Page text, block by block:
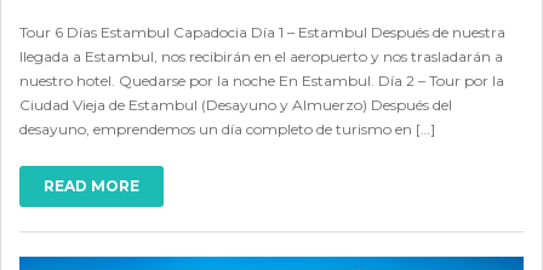
Tour 6 Días Estambul Capadocia Día 1 – Estambul Después de nuestra
llegada a Estambul, nos recibirán en el aeropuerto y nos trasladarán a
nuestro hotel. Quedarse por la noche En Estambul. Día 2 – Tour por la
Ciudad Vieja de Estambul (Desayuno y Almuerzo) Después del
desayuno, emprendemos un día completo de turismo en […]
READ MORE